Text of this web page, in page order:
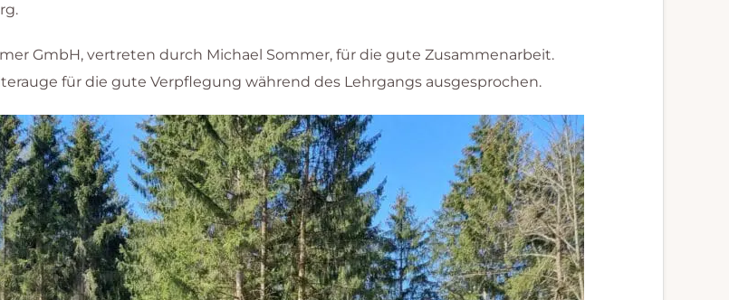
GmbH, vertreten durch Michael Sommer, für die gute Zusammenarbeit.
für die gute Verpflegung während des Lehrgangs ausgesprochen.